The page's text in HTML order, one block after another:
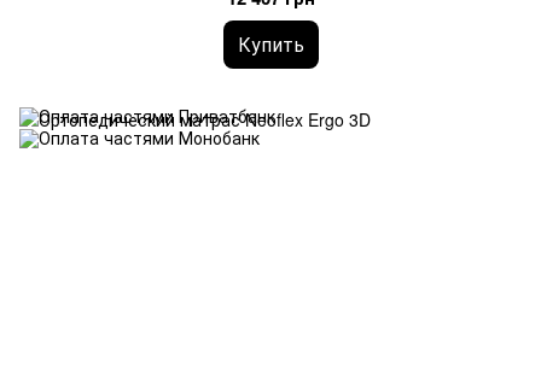
Купить